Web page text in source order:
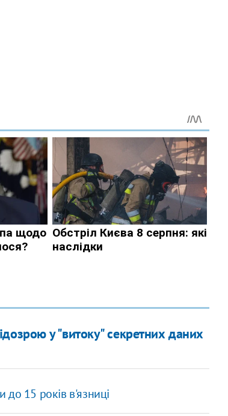
у "витоку" секретних даних
до 15 років в'язниці